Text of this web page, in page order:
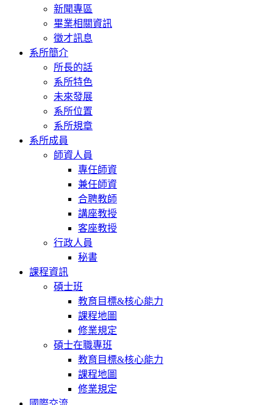
新聞專區
畢業相關資訊
徵才訊息
系所簡介
所長的話
系所特色
未來發展
系所位置
系所規章
系所成員
師資人員
專任師資
兼任師資
合聘教師
講座教授
客座教授
行政人員
秘書
課程資訊
碩士班
教育目標&核心能力
課程地圖
修業規定
碩士在職專班
教育目標&核心能力
課程地圖
修業規定